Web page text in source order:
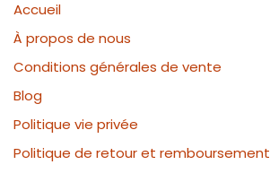
Accueil
À propos de nous
Conditions générales de vente
Blog
Politique vie privée
Politique de retour et remboursement